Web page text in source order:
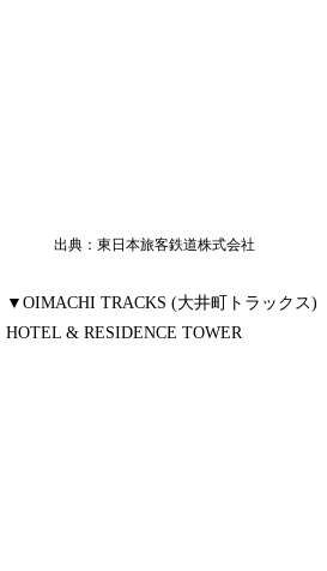
出典：東日本旅客鉄道株式会社
▼OIMACHI TRACKS (大井町トラックス)
HOTEL & RESIDENCE TOWER